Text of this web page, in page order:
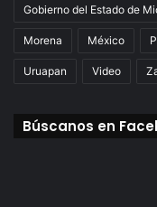
Gobierno del Estado de
Morena México
Uruapan Video
Búscanos en